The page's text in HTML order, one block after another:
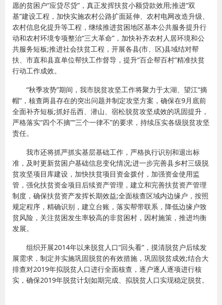
愿的贫困户“应贷尽贷”，真正发挥扶贫小额贷款效用;推进“双
基”建设工程，加快实施农村公路扩面延伸、农村电网改造升级、
农村信息化提升等工程，继续推进贫困地区基本公共服务提升行
动和农村环境专项整治“三大革命”，加快补齐农村人居环境和公
共服务短板;推进社会扶贫工程，开展各县(市、区)县域结对帮
扶、市直和县直单位帮扶工作督导，提升“百企帮百村”精准扶贫
行动工作成效。
“秋季攻势”期间，我市脱贫攻坚工作将聚力于太湖、望江“摘
帽”，核查两县存在的突出问题并制定攻坚方案，确保在9月底前
全面补齐短板;抓好岳西、潜山、宿松脱贫攻坚成效的巩固提升，
严格落实“四个不摘”“三个一律不”的要求，持续压实各级脱贫攻坚
责任。
我市还将抓严抓实基层基础工作，严格执行识别和退出标
准，及时更新贫困户基础信息变化情况;进一步完善县乡村三级脱
贫攻坚项目库建设，加快扶贫项目资金拨付，加强资金使用监
管，强化扶贫资金项目后续资产管理，建立和完善扶贫资产管理
制度，确保扶贫资产发挥长期效益;全面核查区域内边缘户，按照
规定程序，精确识别，建立台账，落实帮带联系，降低边缘户致
贫风险，关注贫困发生率较高的非贫困村，因村施策，推进均衡
发展。
组织开展2014年以来脱贫人口“回头看”，摸清脱贫户后续发
展需求，制定并实施巩固脱贫的有效措施，巩固脱贫成效;结合大
排查对2019年拟脱贫人口进行全面核查，逐户逐人逐项进行核
实，确保2019年脱贫计划如期完成、拟脱贫人口实现稳定脱贫。